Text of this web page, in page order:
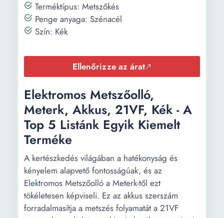
Terméktípus: Metszőkés
Penge anyaga: Szénacél
Szín: Kék
Ellenőrizze az árat
Elektromos Metszőolló,
Meterk, Akkus, 21VF, Kék - A
Top 5 Listánk Egyik Kiemelt
Terméke
A kertészkedés világában a hatékonyság és
kényelem alapvető fontosságúak, és az
Elektromos Metszőolló a Meterk-től ezt
tökéletesen képviseli. Ez az akkus szerszám
forradalmasítja a metszés folyamatát a 21VF